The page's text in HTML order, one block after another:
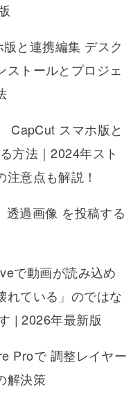
と連携編集 デスク
ストールとプロジェ
CapCut スマホ版と
方法｜2024年スト
注意点も解説！
透過画像 を投稿する
で動画が読み込め
ている」のではな
| 2026年最新版
Proで 調整レイヤー
解決策